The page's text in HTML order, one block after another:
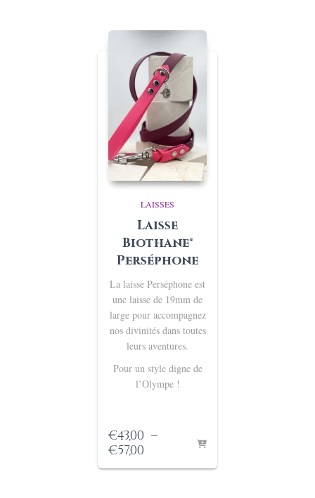
LAISSES
Laisse
Biothane®
Perséphone
La laisse Perséphone est
une laisse de 19mm de
large pour accompagnez
nos divinités dans toutes
leurs aventures.
Pour un style digne de
l’Olympe !
€43,00 –
€57,00Plage
de